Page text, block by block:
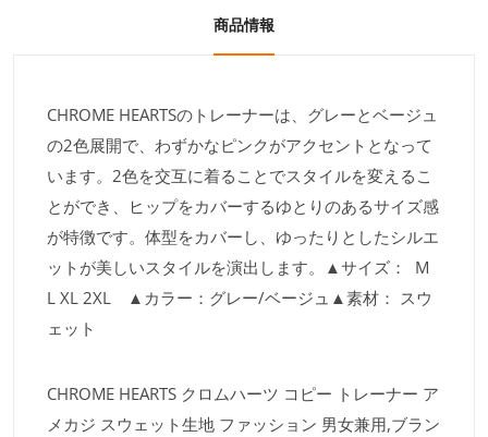
商品情報
CHROME HEARTSのトレーナーは、グレーとベージュ
の2色展開で、わずかなピンクがアクセントとなって
います。2色を交互に着ることでスタイルを変えるこ
とができ、ヒップをカバーするゆとりのあるサイズ感
が特徴です。体型をカバーし、ゆったりとしたシルエ
ットが美しいスタイルを演出します。▲サイズ： M
L XL 2XL ▲カラー：グレー/ベージュ▲素材： スウ
ェット
CHROME HEARTS クロムハーツ コピー トレーナー ア
メカジ スウェット生地 ファッション 男女兼用,ブラン